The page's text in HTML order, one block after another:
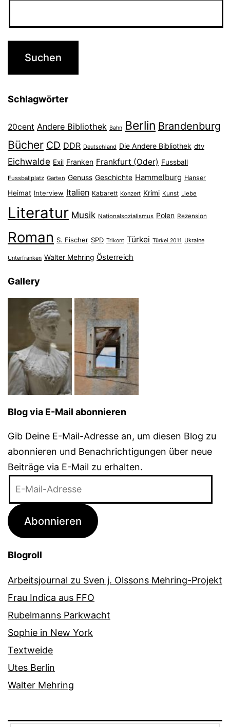
Schlagwörter
20cent Andere Bibliothek Bahn Berlin Brandenburg
Bücher CD DDR Deutschland Die Andere Bibliothek dtv
Eichwalde Exil Franken Frankfurt (Oder) Fussball
Fussballplatz Garten Genuss Geschichte Hammelburg Hanser
Heimat Interview Italien Kabarett Konzert Krimi Kunst Liebe
Literatur Musik Nationalsozialismus Polen Rezension
Roman S. Fischer SPD Trikont Türkei Türkei 2011 Ukraine
Unterfranken Walter Mehring Österreich
Gallery
Blog via E-Mail abonnieren
Gib Deine E-Mail-Adresse an, um diesen Blog zu
abonnieren und Benachrichtigungen über neue
Beiträge via E-Mail zu erhalten.
Adresse
Abonnieren
Blogroll
Arbeitsjournal zu Sven j. Olssons Mehring-Projekt
Frau Indica aus FFO
Rubelmanns Parkwacht
Sophie in New York
Textweide
Utes Berlin
Walter Mehring